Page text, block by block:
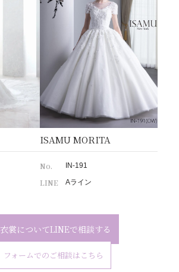
ISAMU MORITA
No. IN-191
LINE Aライン
衣裳についてLINEで相談する
フォームでのご相談はこちら